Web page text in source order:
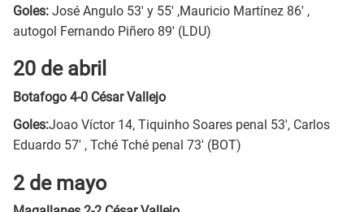
Goles: José Angulo 53' y 55' ,Mauricio Martínez 86' ,
autogol Fernando Piñero 89' (LDU)
20 de abril
Botafogo 4-0 César Vallejo
Goles:Joao Víctor 14, Tiquinho Soares penal 53', Carlos
Eduardo 57' , Tché Tché penal 73' (BOT)
2 de mayo